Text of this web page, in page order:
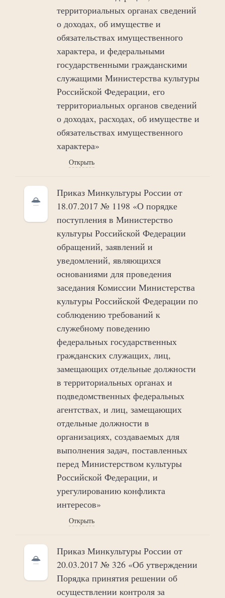
территориальных органах сведений
о доходах, об имуществе и
обязательствах имущественного
характера, и федеральными
государственными гражданскими
служащими Министерства культуры
Российской Федерации, его
территориальных органов сведений
о доходах, расходах, об имуществе и
обязательствах имущественного
характера»
Открыть
Приказ Минкультуры России от
18.07.2017 № 1198 «О порядке
поступления в Министерство
культуры Российской Федерации
обращений, заявлений и
уведомлений, являющихся
основаниями для проведения
заседания Комиссии Министерства
культуры Российской Федерации по
соблюдению требований к
служебному поведению
федеральных государственных
гражданских служащих, лиц,
замещающих отдельные должности
в территориальных органах и
подведомственных федеральных
агентствах, и лиц, замещающих
отдельные должности в
организациях, создаваемых для
выполнения задач, поставленных
перед Министерством культуры
Российской Федерации, и
урегулированию конфликта
интересов»
Открыть
Приказ Минкультуры России от
20.03.2017 № 326 «Об утверждении
Порядка принятия решении об
осуществлении контроля за